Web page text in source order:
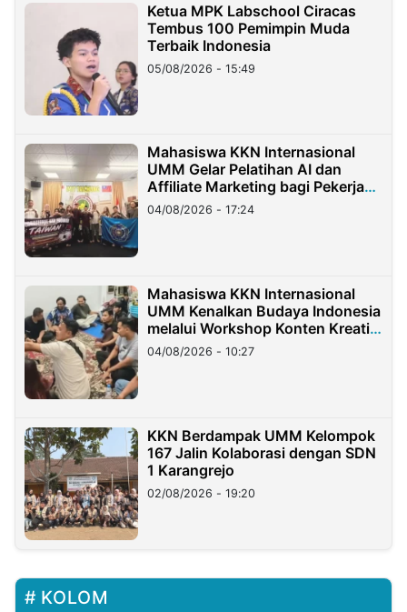
Ketua MPK Labschool Ciracas
Tembus 100 Pemimpin Muda
Terbaik Indonesia
05/08/2026 - 15:49
Mahasiswa KKN Internasional
UMM Gelar Pelatihan AI dan
Affiliate Marketing bagi Pekerja
Migran Indonesia di Taiwan
04/08/2026 - 17:24
Mahasiswa KKN Internasional
UMM Kenalkan Budaya Indonesia
melalui Workshop Konten Kreatif
di Taiwan
04/08/2026 - 10:27
KKN Berdampak UMM Kelompok
167 Jalin Kolaborasi dengan SDN
1 Karangrejo
02/08/2026 - 19:20
KOLOM